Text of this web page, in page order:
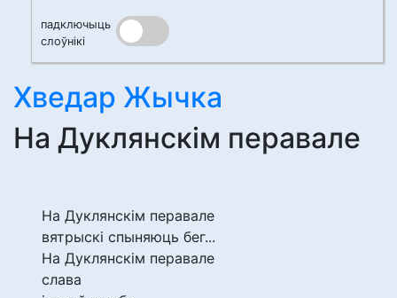
падключыць
слоўнікі
Хведар Жычка
На Дуклянскім перавале
На Дуклянскім перавале
вятрыскі спыняюць бег...
На Дуклянскім перавале
слава